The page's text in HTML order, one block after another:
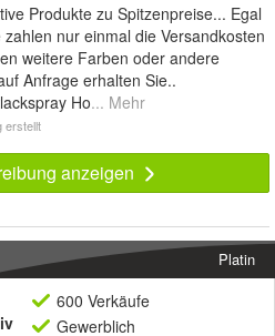
Produkte zu Spitzenpreise... Egal
nur einmal die Versandkosten
weitere Farben oder andere
Anfrage erhalten Sie..
Ho... Mehr
erstellt
anzeigen
Platin
600 Verkäufe
Gewerblich